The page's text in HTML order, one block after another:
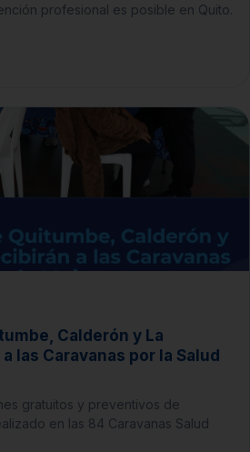
profesional es posible en Quito.
Calderón y La
las Caravanas por la Salud
gratuitos y preventivos de
en las 84 Caravanas Salud